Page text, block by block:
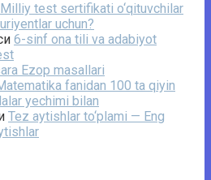
Milliy test sertifikati o‘qituvchilar
uchun?
6-sinf ona tili va adabiyot
Ezop masallari
fanidan 100 ta qiyin
yechimi bilan
Tez aytishlar to‘plami — Eng